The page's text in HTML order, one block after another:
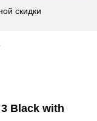
скидки
Black with